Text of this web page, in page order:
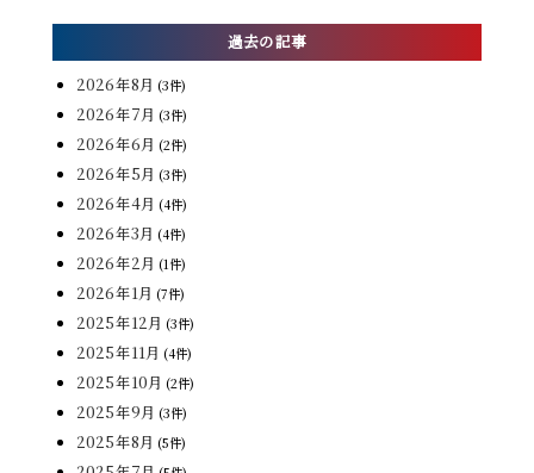
過去の記事
2026年8月 (3件)
2026年7月 (3件)
2026年6月 (2件)
2026年5月 (3件)
2026年4月 (4件)
2026年3月 (4件)
2026年2月 (1件)
2026年1月 (7件)
2025年12月 (3件)
2025年11月 (4件)
2025年10月 (2件)
2025年9月 (3件)
2025年8月 (5件)